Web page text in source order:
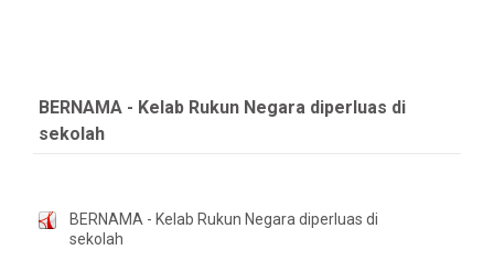
BERNAMA - Kelab Rukun Negara diperluas di
sekolah
BERNAMA - Kelab Rukun Negara diperluas di
sekolah